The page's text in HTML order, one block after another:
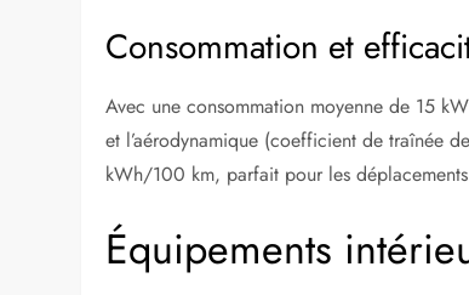
Consommation et
Avec une consommation moyenne de 15
et l’aérodynamique (coefficient de traînée
kWh/100 km, parfait pour les
Équipements